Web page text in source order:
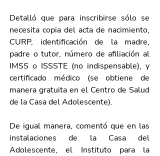
Detalló que para inscribirse sólo se
necesita copia del acta de nacimiento,
CURP, identificación de la madre,
padre o tutor, número de afiliación al
IMSS o ISSSTE (no indispensable), y
certificado médico (se obtiene de
manera gratuita en el Centro de Salud
de la Casa del Adolescente).
De igual manera, comentó que en las
instalaciones de la Casa del
Adolescente, el Instituto para la